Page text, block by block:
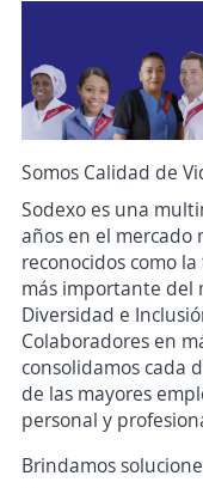
Somos Calidad de
Sodexo es una
años en el mercado
reconocidos como
más importante del
Diversidad e
Colaboradores en
consolidamos cada
de las mayores
personal y
Brindamos